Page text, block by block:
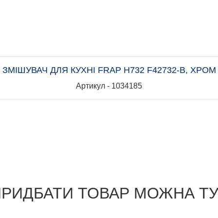
ЗМІШУВАЧ ДЛЯ КУХНІ FRAP H732 F42732-B, ХРОМ
Артикул - 1034185
ТОВАР МОЖНА